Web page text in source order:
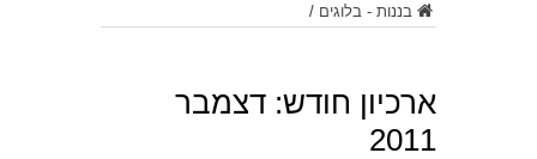
בננות - בלוגים /
ארכיון חודש: דצמבר
2011